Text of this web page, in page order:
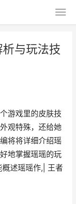
析与玩法技
游戏里的皮肤技
观特殊，还给她
将将详细介绍瑶
地掌握瑶瑶的玩
述瑶瑶作,| 王者